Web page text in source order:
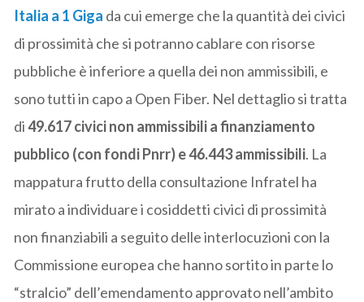
Italia a 1 Giga da cui emerge che la quantità dei civici
di prossimità che si potranno cablare con risorse
pubbliche è inferiore a quella dei non ammissibili, e
sono tutti in capo a Open Fiber. Nel dettaglio si tratta
di49.617 civici non ammissibili a finanziamento
pubblico (con fondi Pnrr) e 46.443 ammissibili. La
mappatura frutto della consultazione Infratel ha
mirato a individuare i cosiddetti civici di prossimità
non finanziabili a seguito delle interlocuzioni con la
Commissione europea che hanno sortito in parte lo
“stralcio” dell’emendamento approvato nell’ambito